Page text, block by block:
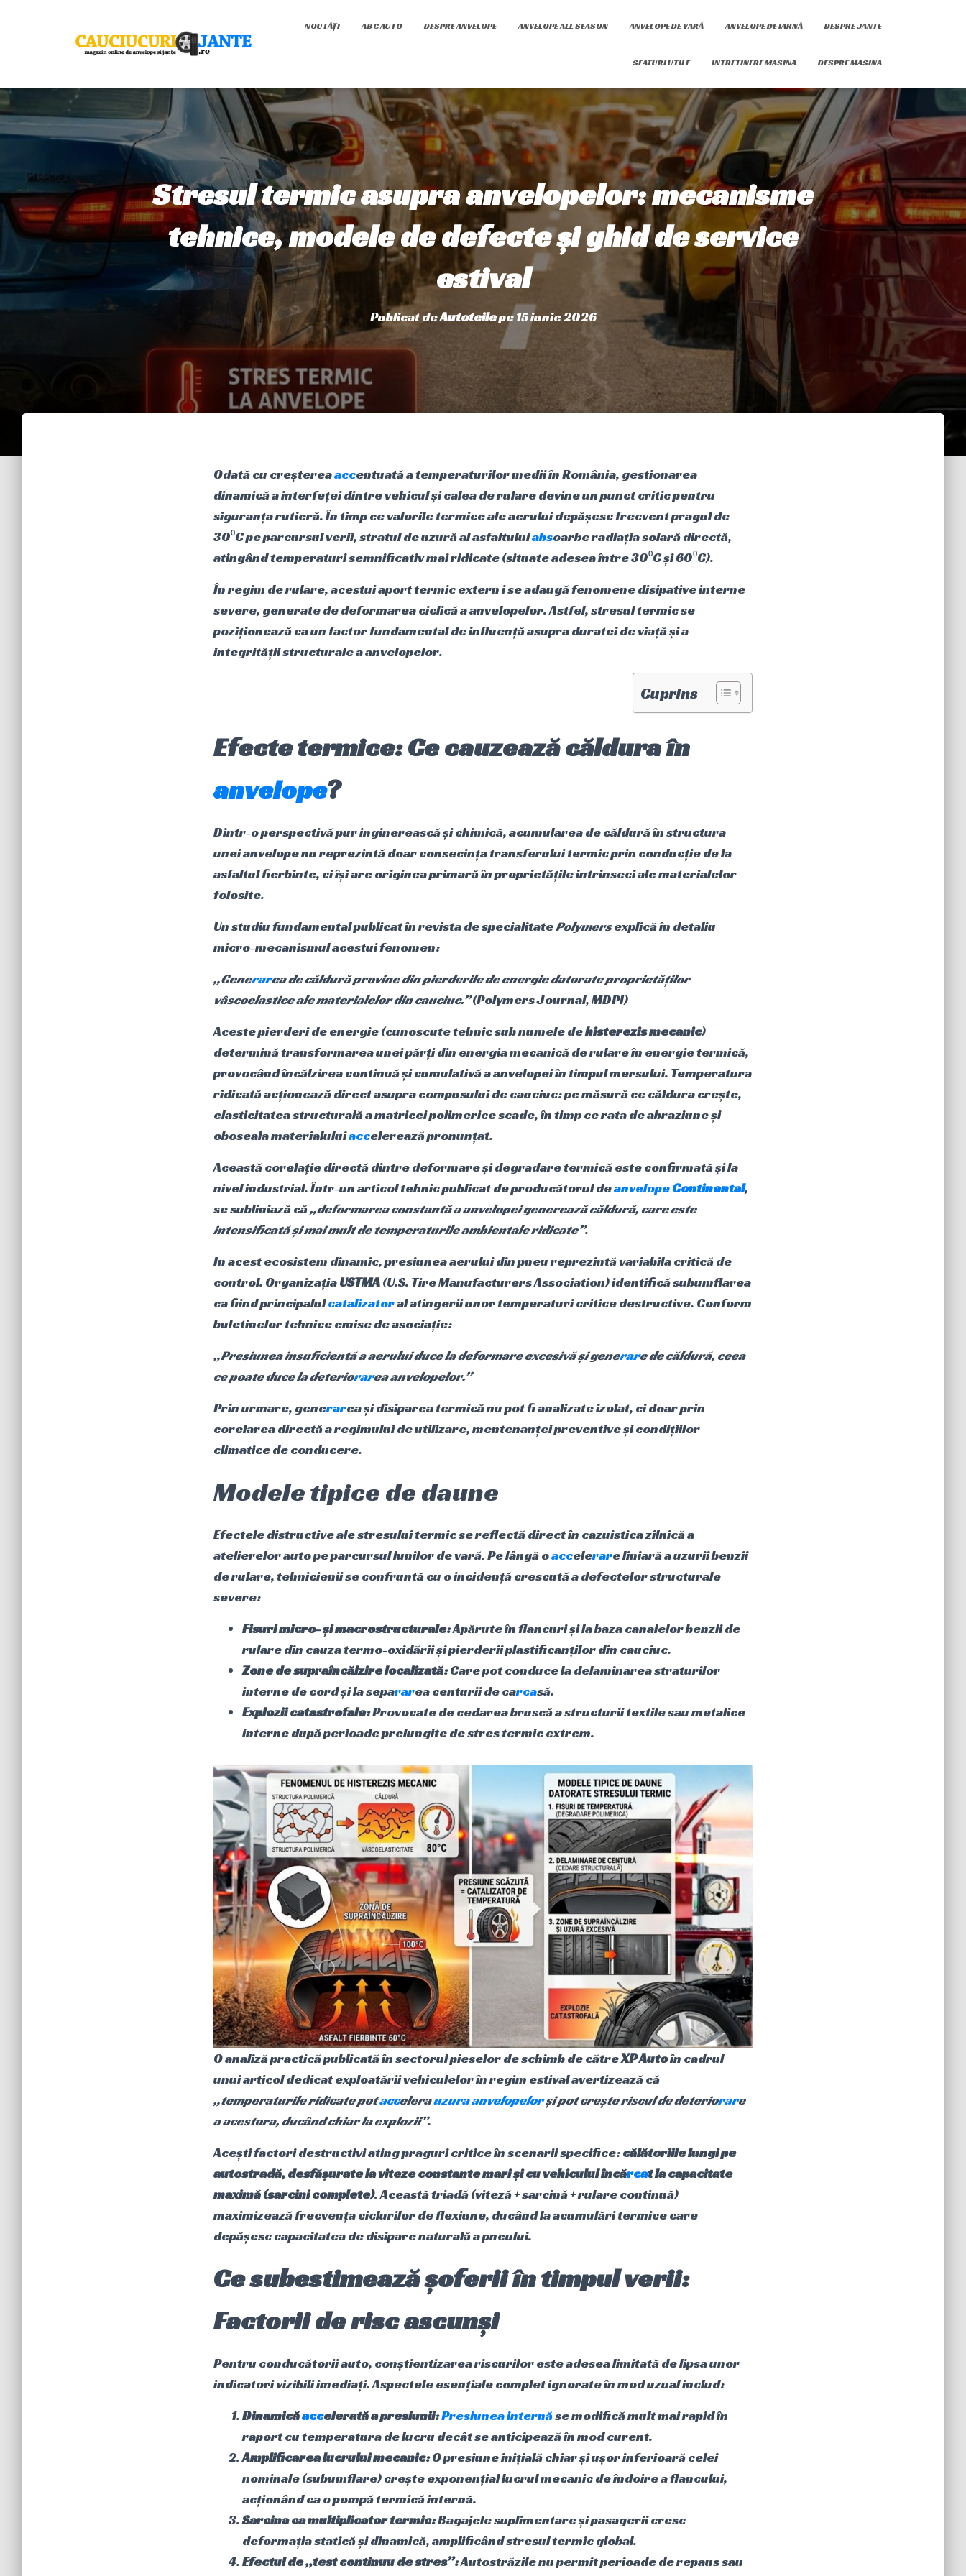
NOUTĂȚI ABC AUTO DESPRE ANVELOPE ANVELOPE ALL SEASON ANVELOPE DE VARĂ ANVELOPE DE IARNĂ DESPRE JANTE
SFATURI UTILE INTRETINERE MASINA DESPRE MASINA
Stresul termic asupra anvelopelor: mecanisme
tehnice, modele de defecte și ghid de service
estival
Publicat deAutoteilepe15 iunie 2026
Odată cu creștereaaccentuată a temperaturilor medii în România, gestionarea
dinamică a interfeței dintre vehicul și calea de rulare devine un punct critic pentru
siguranța rutieră. În timp ce valorile termice ale aerului depășesc frecvent pragul de
30⁰C pe parcursul verii, stratul de uzură al asfaltuluiabsoarbe radiația solară directă,
atingând temperaturi semnificativ mai ridicate (situate adesea între 30⁰C și 60⁰C).
În regim de rulare, acestui aport termic extern i se adaugă fenomene disipative interne
severe, generate de deformarea ciclică a anvelopelor. Astfel, stresul termic se
poziționează ca un factor fundamental de influență asupra duratei de viață și a
integrității structurale a anvelopelor.
Cuprins
Efecte termice: Ce cauzează căldura în
anvelope?
Dintr-o perspectivă pur inginerească și chimică, acumularea de căldură în structura
unei anvelope nu reprezintă doar consecința transferului termic prin conducție de la
asfaltul fierbinte, ci își are originea primară în proprietățile intrinseci ale materialelor
folosite.
Un studiu fundamental publicat în revista de specialitatePolymersexplică în detaliu
micro-mecanismul acestui fenomen:
„Generarea de căldură provine din pierderile de energie datorate proprietăților
vâscoelastice ale materialelor din cauciuc.”(Polymers Journal, MDPI)
Aceste pierderi de energie (cunoscute tehnic sub numele dehisterezis mecanic)
determină transformarea unei părți din energia mecanică de rulare în energie termică,
provocând încălzirea continuă și cumulativă a anvelopei în timpul mersului. Temperatura
ridicată acționează direct asupra compusului de cauciuc: pe măsură ce căldura crește,
elasticitatea structurală a matricei polimerice scade, în timp ce rata de abraziune și
oboseala materialuluiaccelerează pronunțat.
Această corelație directă dintre deformare și degradare termică este confirmată și la
nivel industrial. Într-un articol tehnic publicat de producătorul deanvelopeContinental,
se subliniază că„deformarea constantă a anvelopei generează căldură, care este
intensificată și mai mult de temperaturile ambientale ridicate”.
In acest ecosistem dinamic, presiunea aerului din pneu reprezintă variabila critică de
control. OrganizațiaUSTMA(U.S. Tire Manufacturers Association) identifică subumflarea
ca fiind principalulcatalizatoral atingerii unor temperaturi critice destructive. Conform
buletinelor tehnice emise de asociație:
„Presiunea insuficientă a aerului duce la deformare excesivă și generare de căldură, ceea
ce poate duce la deteriorarea anvelopelor.”
Prin urmare, generarea și disiparea termică nu pot fi analizate izolat, ci doar prin
corelarea directă a regimului de utilizare, mentenanței preventive și condițiilor
climatice de conducere.
Modele tipice de daune
Efectele distructive ale stresului termic se reflectă direct în cazuistica zilnică a
atelierelor auto pe parcursul lunilor de vară. Pe lângă oaccelerare liniară a uzurii benzii
de rulare, tehnicienii se confruntă cu o incidență crescută a defectelor structurale
severe:
Fisuri micro- și macrostructurale:Apărute în flancuri și la baza canalelor benzii de
rulare din cauza termo-oxidării și pierderii plastificanților din cauciuc.
Zone de supraîncălzire localizată:Care pot conduce la delaminarea straturilor
interne de cord și la separarea centurii de carcasă.
Explozii catastrofale:Provocate de cedarea bruscă a structurii textile sau metalice
interne după perioade prelungite de stres termic extrem.
O analiză practică publicată în sectorul pieselor de schimb de cătreXP Autoîn cadrul
unui articol dedicat exploatării vehiculelor în regim estival avertizează că
„temperaturile ridicate potaccelerauzura anvelopelorși pot crește riscul de deteriorare
a acestora, ducând chiar la explozii”.
Acești factori destructivi ating praguri critice în scenarii specifice:călătoriile lungi pe
autostradă, desfășurate la viteze constante mari și cu vehiculul încărcat la capacitate
maximă (sarcini complete). Această triadă (viteză + sarcină + rulare continuă)
maximizează frecvența ciclurilor de flexiune, ducând la acumulări termice care
depășesc capacitatea de disipare naturală a pneului.
Ce subestimează șoferii în timpul verii:
Factorii de risc ascunși
Pentru conducătorii auto, conștientizarea riscurilor este adesea limitată de lipsa unor
indicatori vizibili imediați. Aspectele esențiale complet ignorate în mod uzual includ:
Dinamicăaccelerată a presiunii:Presiunea internăse modifică mult mai rapid în
raport cu temperatura de lucru decât se anticipează în mod curent.
Amplificarea lucrului mecanic:O presiune inițială chiar și ușor inferioară celei
nominale (subumflare) crește exponențial lucrul mecanic de îndoire a flancului,
acționând ca o pompă termică internă.
Sarcina ca multiplicator termic:Bagajele suplimentare și pasagerii cresc
deformația statică și dinamică, amplificând stresul termic global.
Efectul de „test continuu de stres”:Autostrăzile nu permit perioade de repaus sau